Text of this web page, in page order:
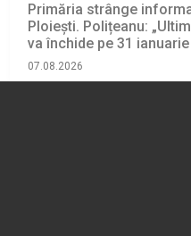
Primăria strânge
Ploiești. Polițeanu:
va închide pe 31 ianuarie
07.08.2026